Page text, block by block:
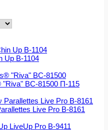
Up Β-1104
"Riva" BC-81500 Π-115
Live Pro Β-8161